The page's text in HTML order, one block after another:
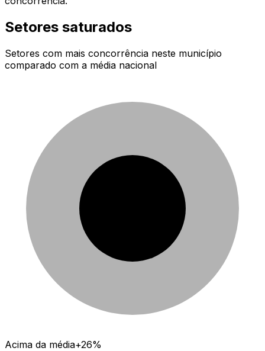
Setores saturados
Setores com mais concorrência neste município
comparado com a média nacional
Acima da média+26%